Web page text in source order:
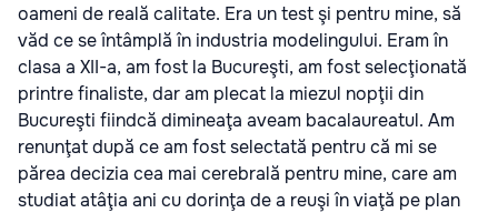
oameni de reală calitate. Era un test şi pentru mine, să
văd ce se întâmplă în industria modelingului. Eram în
clasa a XII-a, am fost la Bucureşti, am fost selecţionată
printre finaliste, dar am plecat la miezul nopţii din
Bucureşti fiindcă dimineaţa aveam bacalaureatul. Am
renunţat după ce am fost selectată pentru că mi se
părea decizia cea mai cerebrală pentru mine, care am
studiat atâţia ani cu dorinţa de a reuşi în viaţă pe plan